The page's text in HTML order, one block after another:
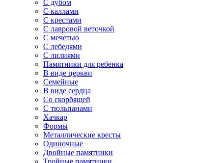
С дубом
С каллами
С крестами
С лавровой веточкой
С мечетью
C лебедями
С лилиями
Памятники для ребенка
В виде церкви
Семейные
В виде сердца
Со скорбящей
С тюльпанами
Хачкар
Формы
Металлические кресты
Одиночные
Двойные памятники
Тройные памятники